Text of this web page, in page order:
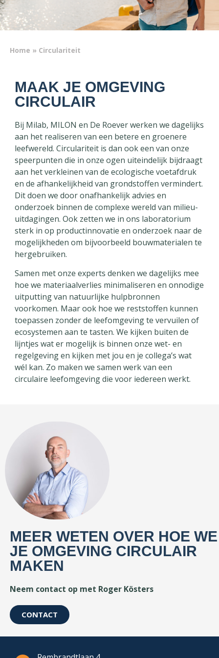
Home » Circulariteit
MAAK JE OMGEVING
CIRCULAIR
Bij Milab, MILON en De Roever werken we dagelijks
aan het realiseren van een betere en groenere
leefwereld. Circulariteit is dan ook een van onze
speerpunten die in onze ogen uiteindelijk bijdraagt
aan het verkleinen van de ecologische voetafdruk
en de afhankelijkheid van grondstoffen vermindert.
Dit doen we door onafhankelijk advies en
onderzoek binnen de complexe wereld van milieu-
uitdagingen. Ook zetten we in ons laboratorium
sterk in op productinnovatie en onderzoek naar de
mogelijkheden om bijvoorbeeld bouwmaterialen te
hergebruiken.
Samen met onze experts denken we dagelijks mee
hoe we materiaalverlies minimaliseren en onnodige
uitputting van natuurlijke hulpbronnen
voorkomen. Maar ook hoe we reststoffen kunnen
toepassen zonder de leefomgeving te vervuilen of
ecosystemen aan te tasten. We kijken buiten de
lijntjes wat er mogelijk is binnen onze wet- en
regelgeving en kijken met jou en je collega’s wat
wél kan. Zo maken we samen werk van een
circulaire leefomgeving die voor iedereen werkt.
MEER WETEN OVER HOE WE
JE OMGEVING CIRCULAIR
MAKEN
Neem contact op met Roger Kösters
CONTACT